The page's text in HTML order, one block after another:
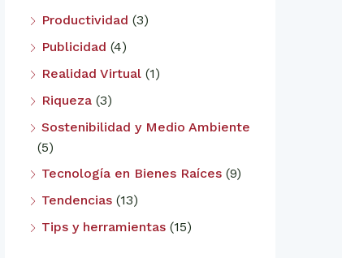
Productividad (3)
Publicidad (4)
Realidad Virtual (1)
Riqueza (3)
Sostenibilidad y Medio Ambiente
(5)
Tecnología en Bienes Raíces (9)
Tendencias (13)
Tips y herramientas (15)